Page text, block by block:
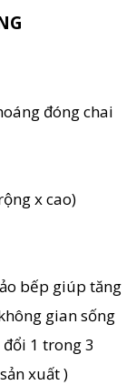
đóng chai
x cao)
bếp giúp tăng
gian sống
1 trong 3
xuất )